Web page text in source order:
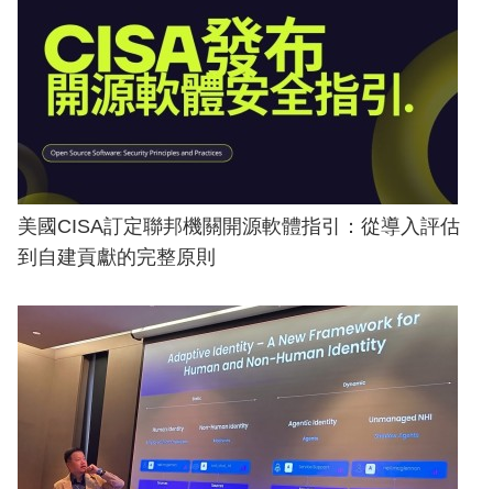
美國CISA訂定聯邦機關開源軟體指引：從導入評估
到自建貢獻的完整原則